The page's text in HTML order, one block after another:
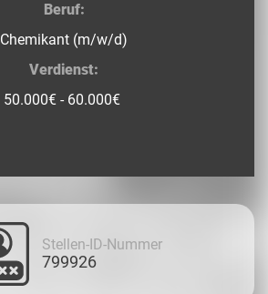
Beruf:
Chemikant (m/w/d)
Verdienst:
50.000€ - 60.000€
Stellen-ID-Nummer
799926